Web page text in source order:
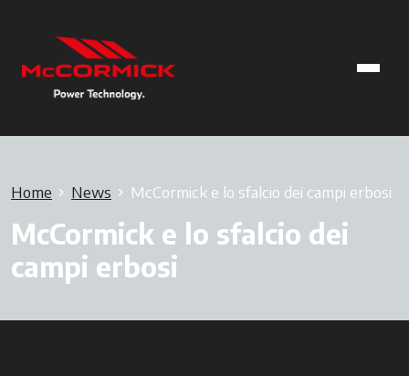
Home News McCormick e lo sfalcio dei campi erbosi
McCormick e lo sfalcio dei
campi erbosi